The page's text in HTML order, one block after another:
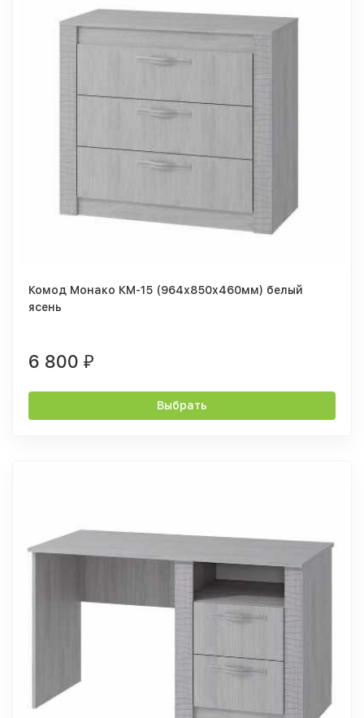
Комод Монако КМ-15 (964х850х460мм) белый
ясень
6 800 ₽
Выбрать